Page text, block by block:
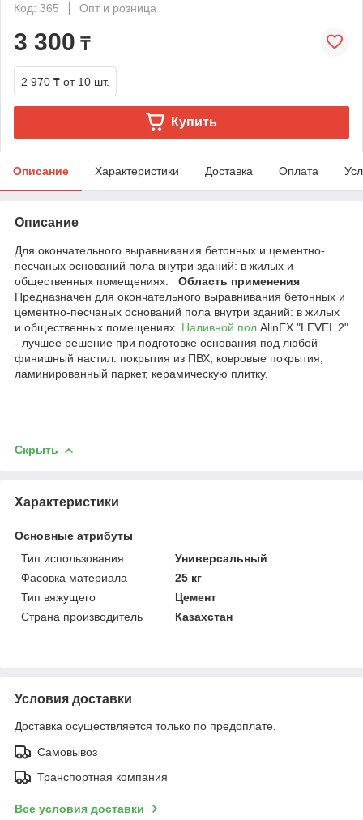
Код: 365
Опт и розница
3 300 ₸
2 970 ₸ от 10 шт.
Купить
Описание Характеристики Доставка Оплата
Описание
Для окончательного выравнивания бетонных и цементно-
песчаных оснований пола внутри зданий: в жилых и
общественных помещениях. Область применения
Предназначен для окончательного выравнивания бетонных и
цементно-песчаных оснований пола внутри зданий: в жилых
и общественных помещениях. Наливной пол АlinEX "LEVEL 2"
- лучшее решение при подготовке основания под любой
финишный настил: покрытия из ПВХ, ковровые покрытия,
ламинированный паркет, керамическую плитку.
Скрыть
Характеристики
Основные атрибуты
Тип использования
Универсальный
Фасовка материала
25 кг
Тип вяжущего
Цемент
Страна производитель
Казахстан
Условия доставки
Доставка осуществляется только по предоплате.
Самовывоз
Транспортная компания
Все условия доставки